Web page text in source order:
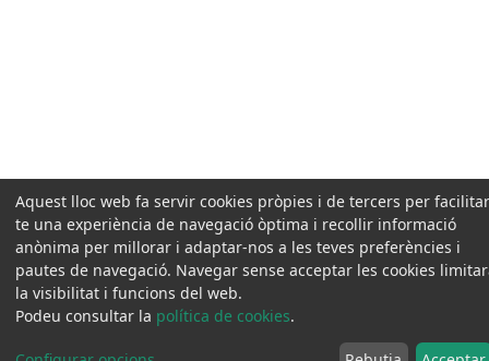
Aquest lloc web fa servir cookies pròpies i de tercers per
te una experiència de navegació òptima i recollir informació
anònima per millorar i adaptar-nos a les teves preferències i
pautes de navegació. Navegar sense acceptar les cookies
la visibilitat i funcions del web.
Podeu consultar la política de cookies.